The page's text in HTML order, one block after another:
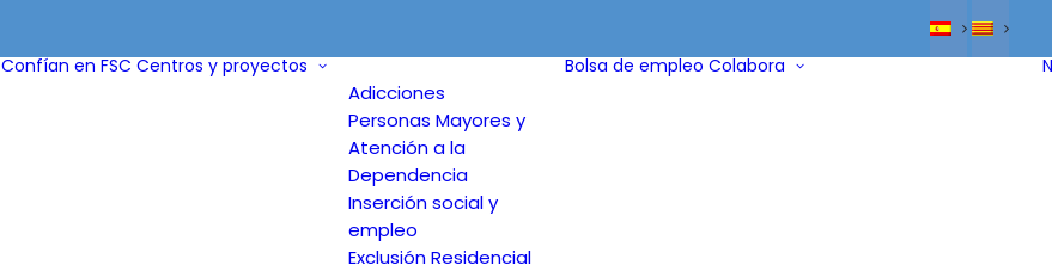
Confían en FSC Centros y proyectos
Adicciones
Personas Mayores y
Atención a la
Dependencia
Inserción social y
empleo
Exclusión Residencial
Bolsa de empleo Colabora